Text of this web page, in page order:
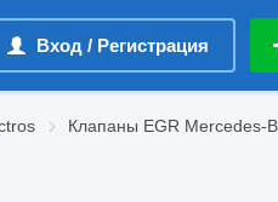
Вход / Регистрация
Клапаны EGR Mercedes-